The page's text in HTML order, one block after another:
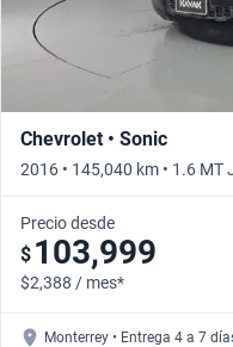
Chevrolet • Sonic
2016 • 145,040 km • 1.6 MT
Precio desde
$ 103,999
$2,388 / mes*
Monterrey • Entrega 4 a 7